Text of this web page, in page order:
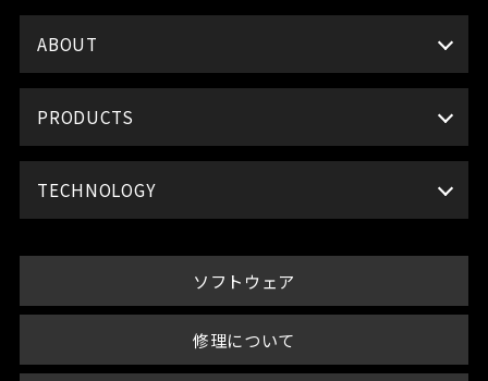
ABOUT
PRODUCTS
TECHNOLOGY
ソフトウェア
修理について